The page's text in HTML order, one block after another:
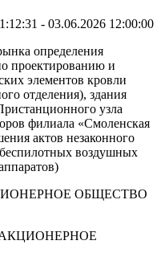
- 03.06.2026 12:00:00
определения
проектированию и
элементов кровли
отделения), здания
узла
филиала «Смоленская
актов незаконного
воздушных
ОБЩЕСТВО